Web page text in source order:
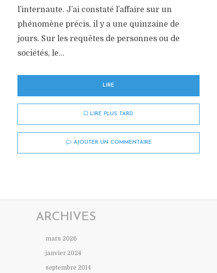
l’internaute. J’ai constaté l’affaire sur un
phénomène précis, il y a une quinzaine de
jours. Sur les requêtes de personnes ou de
sociétés, le...
LIRE
LIRE PLUS TARD
AJOUTER UN COMMENTAIRE
ARCHIVES
mars 2026
janvier 2024
septembre 2014